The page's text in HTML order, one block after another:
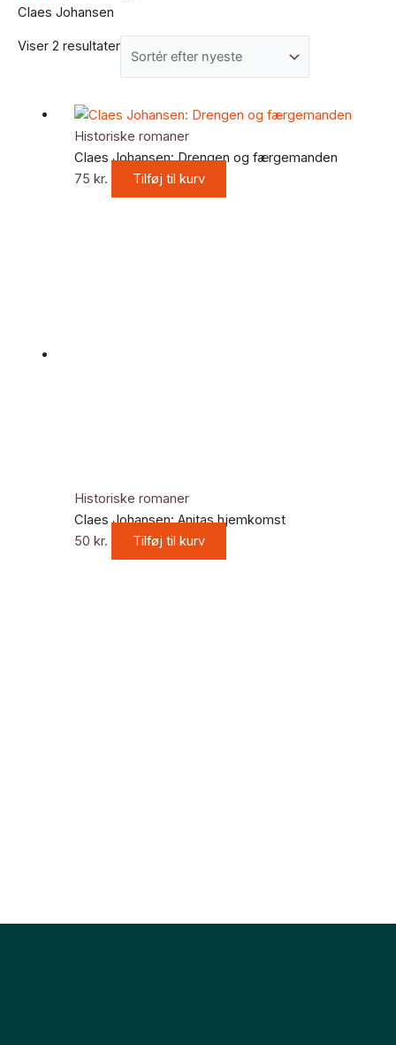
Claes Johansen
Viser 2 resultater
Historiske romaner
Claes Johansen: Drengen og færgemanden
75 kr. Tilføj til kurv
Historiske romaner
Claes Johansen: Anitas hjemkomst
50 kr. Tilføj til kurv